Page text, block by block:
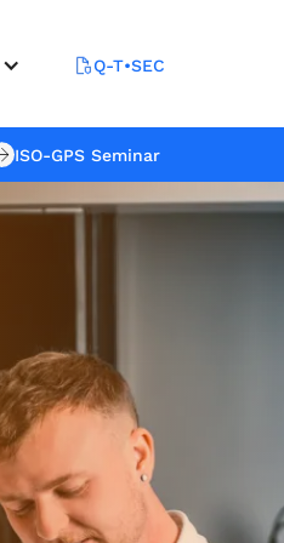
Q-T•SEC
ISO-GPS Seminar